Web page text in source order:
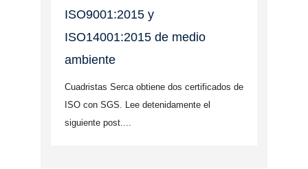
ISO9001:2015 y
ISO14001:2015 de medio
ambiente
Cuadristas Serca obtiene dos certificados de
ISO con SGS. Lee detenidamente el
siguiente post....